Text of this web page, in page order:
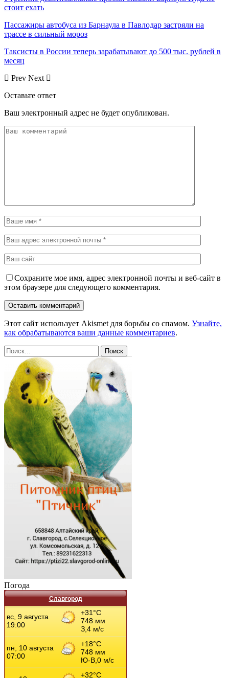
стоит ехать
Пассажиры автобуса из Барнаула в Павлодар застряли на
трассе в сильный мороз
Таксисты в России теперь зарабатывают до 500 тыс. рублей в
месяц
Prev Next
Оставьте ответ
Ваш электронный адрес не будет опубликован.
Сохраните мое имя, адрес электронной почты и веб-сайт в
этом браузере для следующего комментария.
Этот сайт использует Akismet для борьбы со спамом. Узнайте,
как обрабатываются ваши данные комментариев.
Погода
Славгород